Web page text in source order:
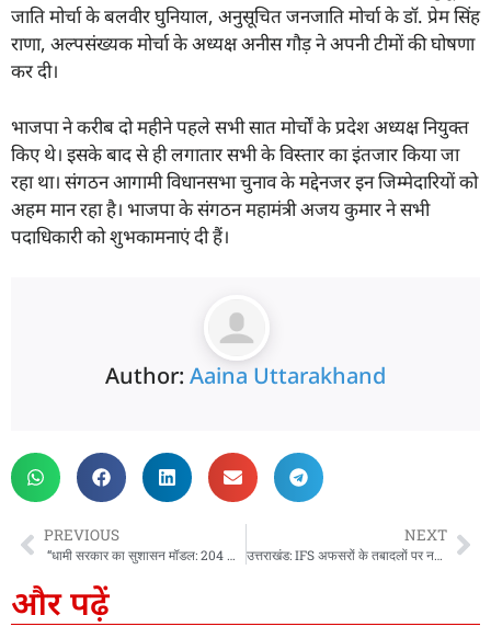
जाति मोर्चा के बलवीर घुनियाल, अनुसूचित जनजाति मोर्चा के डॉ. प्रेम सिंह
राणा, अल्पसंख्यक मोर्चा के अध्यक्ष अनीस गौड़ ने अपनी टीमों की घोषणा
कर दी।
भाजपा ने करीब दो महीने पहले सभी सात मोर्चों के प्रदेश अध्यक्ष नियुक्त
किए थे। इसके बाद से ही लगातार सभी के विस्तार का इंतजार किया जा
रहा था। संगठन आगामी विधानसभा चुनाव के मद्देनजर इन जिम्मेदारियों को
अहम मान रहा है। भाजपा के संगठन महामंत्री अजय कुमार ने सभी
पदाधिकारी को शुभकामनाएं दी हैं।
Author: Aaina Uttarakhand
PREVIOUS
“धामी सरकार का सुशासन मॉडल: 204 कैम्पों में 1.35 लाख से अधिक लोगों को मिला सीधा लाभ- “सरकार पहुँची जनता के द्वार
NEXT
उत्तराखंड: IFS अफसरों के तबादलों पर नहीं लग पाई CSB की मुहर, इन 5 नए अफसरों को मिली जिम्मेदारी
और पढ़ें